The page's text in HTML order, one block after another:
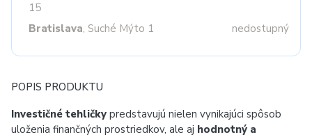
15
Bratislava, Suché Mýto 1 nedostupný
POPIS PRODUKTU
Investičné tehličky predstavujú nielen vynikajúci spôsob
uloženia finančných prostriedkov, ale aj hodnotný a